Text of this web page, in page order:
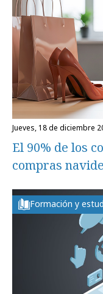
jueves, 18 de diciembre
El 90% de los
compras
Formación y